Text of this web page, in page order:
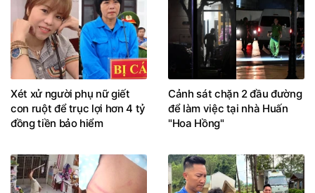
Xét xử người phụ nữ giết
con ruột để trục lợi hơn 4 tỷ
đồng tiền bảo hiểm
Cảnh sát chặn 2 đầu đường
để làm việc tại nhà Huấn
"Hoa Hồng"